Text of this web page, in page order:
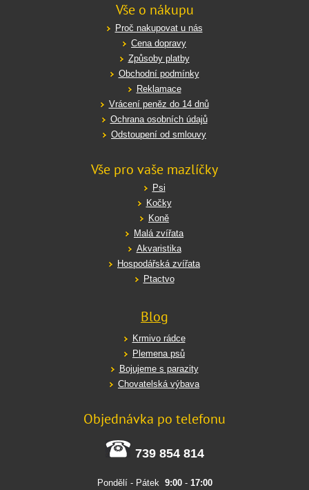
Vše o nákupu
Proč nakupovat u nás
Cena dopravy
Způsoby platby
Obchodní podmínky
Reklamace
Vrácení peněz do 14 dnů
Ochrana osobních údajů
Odstoupení od smlouvy
Vše pro vaše mazlíčky
Psi
Kočky
Koně
Malá zvířata
Akvaristika
Hospodářská zvířata
Ptactvo
Blog
Krmivo rádce
Plemena psů
Bojujeme s parazity
Chovatelská výbava
Objednávka po telefonu
739 854 814
Pondělí - Pátek 9:00- 17:00